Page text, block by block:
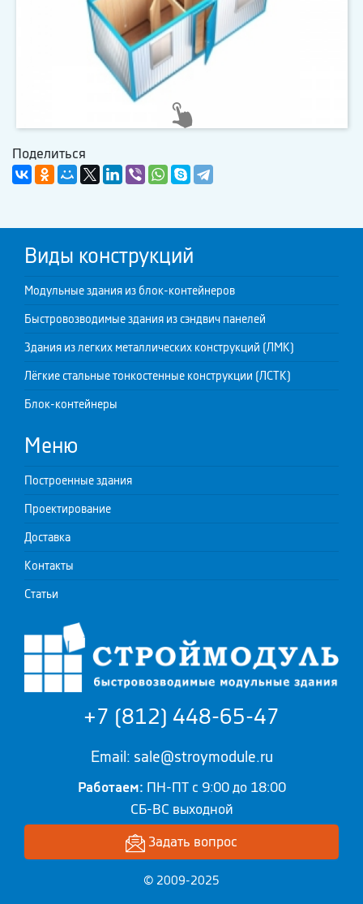
Поделиться
Виды конструкций
Модульные здания из блок-контейнеров
Быстровозводимые здания из сэндвич панелей
Здания из легких металлических конструкций (ЛМК)
Лёгкие стальные тонкостенные конструкции (ЛСТК)
Блок-контейнеры
Меню
Построенные здания
Проектирование
Доставка
Контакты
Статьи
+7 (812) 448-65-47
Email: sale@stroymodule.ru
Работаем: ПН-ПТ с 9:00 до 18:00
СБ-ВС выходной
Задать вопрос
© 2009-2025